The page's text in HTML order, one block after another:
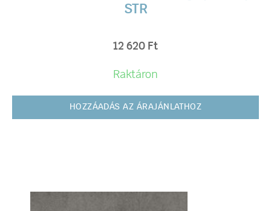
STR
12 620 Ft
Raktáron
HOZZÁADÁS AZ ÁRAJÁNLATHOZ